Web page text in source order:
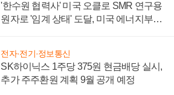
'한수원 협력사' 미국 오클로 SMR 연구용
원자로 '임계 상태' 도달, 미국 에너지부
전자·전기·정보통신
SK하이닉스 1주당 375원 현금배당 실시,
추가 주주환원 계획 9월 공개 예정